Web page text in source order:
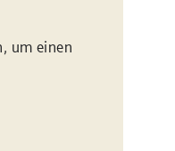
um einen